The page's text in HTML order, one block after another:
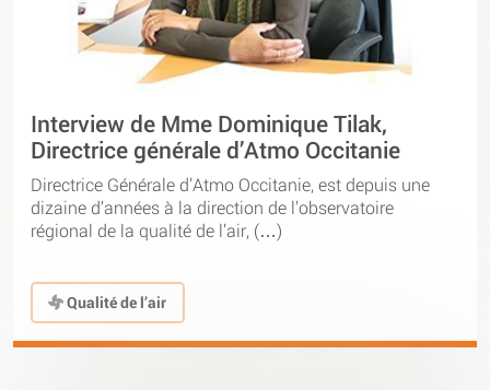
Interview de Mme Dominique Tilak,
Directrice générale d’Atmo Occitanie
Directrice Générale d’Atmo Occitanie, est depuis une
dizaine d’années à la direction de l’observatoire
régional de la qualité de l’air, (…)
Qualité de l’air